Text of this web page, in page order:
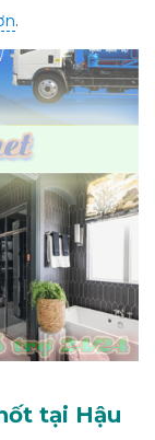
.
tại Hậu